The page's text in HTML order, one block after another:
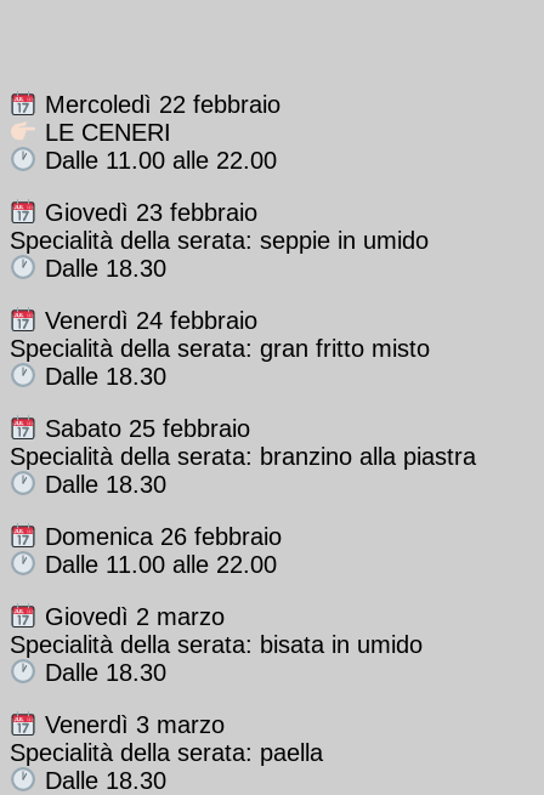
Mercoledì 22 febbraio
LE CENERI
Dalle 11.00 alle 22.00
Giovedì 23 febbraio
Specialità della serata: seppie in umido
Dalle 18.30
Venerdì 24 febbraio
Specialità della serata: gran fritto misto
Dalle 18.30
Sabato 25 febbraio
Specialità della serata: branzino alla piastra
Dalle 18.30
Domenica 26 febbraio
Dalle 11.00 alle 22.00
Giovedì 2 marzo
Specialità della serata: bisata in umido
Dalle 18.30
Venerdì 3 marzo
Specialità della serata: paella
Dalle 18.30